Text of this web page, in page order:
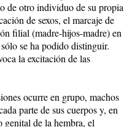
de otro individuo de su propia
de sexos, el marcaje de
filial (madre-hijos-madre) en
se ha podido dis­tin­guir.
la excitación de las
ocurre en grupo, machos
parte de sus cuerpos y, en
de la hem­bra, el